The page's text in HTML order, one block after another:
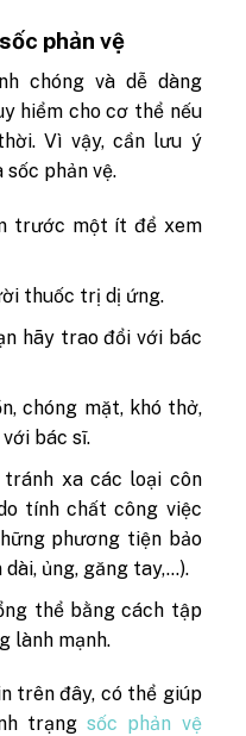
phản vệ
chóng và dễ dàng
hiểm cho cơ thể nếu
Vì vậy, cần lưu ý
phản vệ.
trước một ít để xem
thuốc trị dị ứng.
hãy trao đổi với bác
chóng mặt, khó thở,
bác sĩ.
tránh xa các loại côn
tính chất công việc
phương tiện bảo
dài, ủng, găng tay,…).
thể bằng cách tập
lành mạnh.
trên đây, có thể giúp
trạngsốc phản vệ